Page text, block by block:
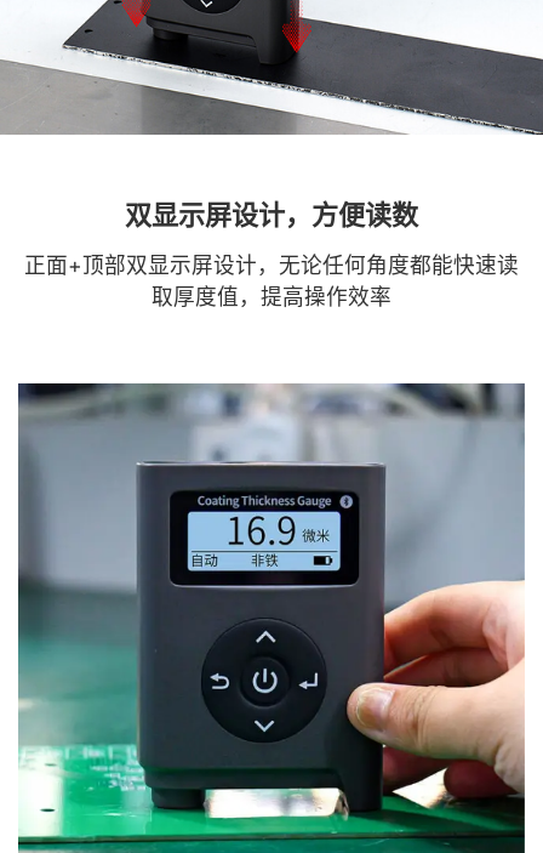
双显示屏设计，方便读数
正面+顶部双显示屏设计，无论任何角度都能快速读
取厚度值，提高操作效率